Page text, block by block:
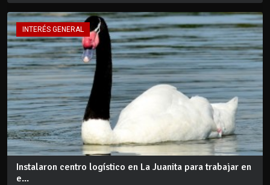
INTERÉS GENERAL
Instalaron centro logístico en La Juanita para trabajar en
e...